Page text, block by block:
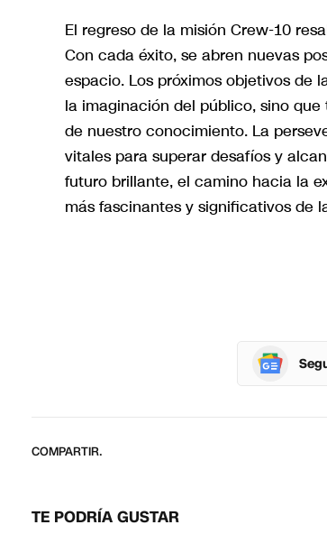
El regreso de la misión Crew-10
Con cada éxito, se abren nuevas
espacio. Los próximos objetivos de
la imaginación del público, sino
de nuestro conocimiento. La
vitales para superar desafíos y
futuro brillante, el camino hacia la
más fascinantes y significativos de
COMPARTIR.
TE PODRÍA GUSTAR